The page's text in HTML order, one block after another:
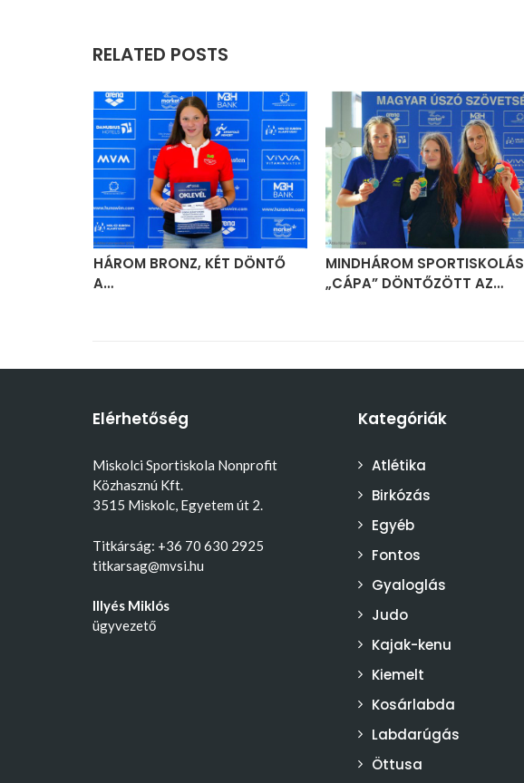
RELATED POSTS
HÁROM BRONZ, KÉT DÖNTŐ
A…
MINDHÁROM SPORTISKOLÁS
„CÁPA” DÖNTŐZÖTT AZ…
Elérhetőség
Miskolci Sportiskola Nonprofit
Közhasznú Kft.
3515 Miskolc, Egyetem út 2.
Titkárság: +36 70 630 2925
titkarsag@mvsi.hu
Illyés Miklós
ügyvezető
Kategóriák
Atlétika
Birkózás
Egyéb
Fontos
Gyaloglás
Judo
Kajak-kenu
Kiemelt
Kosárlabda
Labdarúgás
Öttusa